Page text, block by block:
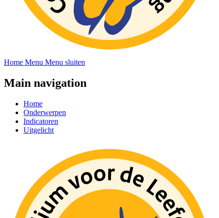
Home Menu Menu sluiten
Main navigation
Home
Onderwerpen
Indicatoren
Uitgelicht